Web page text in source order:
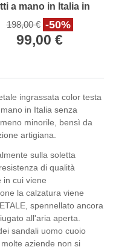
a mano in Italia in
pelle nero
198,00 € -50%
99,00 €
ingrassata color testa
in Italia senza
minorile, bensì da
artigiana.
sulla soletta
di qualità
in cui viene
la calzatura viene
spennellato ancora
all'aria aperta.
sandali uomo cuoio
aziende non si